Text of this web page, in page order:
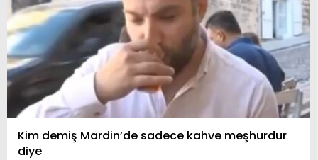
Kim demiş Mardin’de sadece kahve meşhurdur
diye